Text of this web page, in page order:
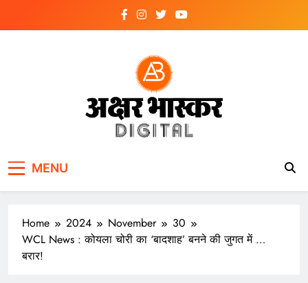
MENU
Home 2024 November
30
WCL News : कोयला चोरी का ‘बादशाह’ बनने की जुगत में …
बरार!